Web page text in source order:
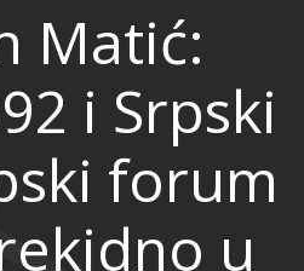
Matić:
i Srpski
forum
u